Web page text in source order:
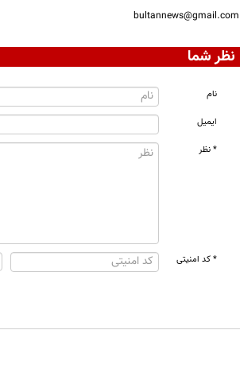
bultannews@gmail.com
نظر شما
نام
ایمیل
* نظر
* کد امنیتی